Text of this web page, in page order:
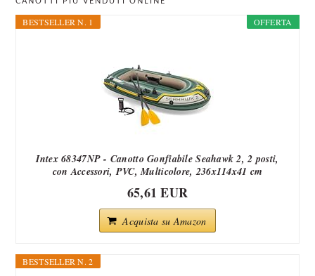
SIDEBAR
OFFERTA
BESTSELLER N. 1
Intex 68347NP - Canotto Gonfiabile Seahawk 2, 2 posti,
con Accessori, PVC, Multicolore, 236x114x41 cm
65,61 EUR
Acquista su Amazon
BESTSELLER N. 2